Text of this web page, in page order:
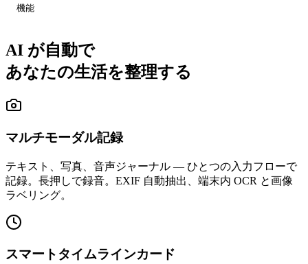
機能
AI が自動で
あなたの生活を整理する
マルチモーダル記録
テキスト、写真、音声ジャーナル — ひとつの入力フローで
記録。長押しで録音。EXIF 自動抽出、端末内 OCR と画像
ラベリング。
スマートタイムラインカード